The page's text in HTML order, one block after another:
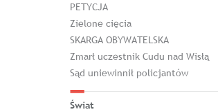
PETYCJA
Zielone cięcia
SKARGA OBYWATELSKA
Zmarł uczestnik Cudu nad Wisłą
Sąd uniewinnił policjantów
Świat